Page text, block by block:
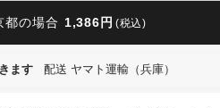
都の場合 1,386円 (税込)
ます 配送 ヤマト運輸（兵庫）